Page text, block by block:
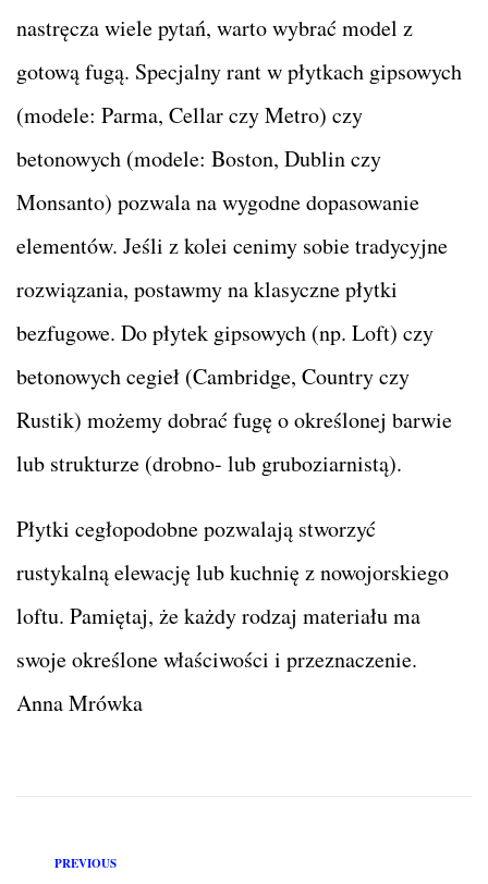
nastręcza wiele pytań, warto wybrać model z
gotową fugą. Specjalny rant w płytkach gipsowych
(modele: Parma, Cellar czy Metro) czy
betonowych (modele: Boston, Dublin czy
Monsanto) pozwala na wygodne dopasowanie
elementów. Jeśli z kolei cenimy sobie tradycyjne
rozwiązania, postawmy na klasyczne płytki
bezfugowe. Do płytek gipsowych (np. Loft) czy
betonowych cegieł (Cambridge, Country czy
Rustik) możemy dobrać fugę o określonej barwie
lub strukturze (drobno- lub gruboziarnistą).
Płytki cegłopodobne pozwalają stworzyć
rustykalną elewację lub kuchnię z nowojorskiego
loftu. Pamiętaj, że każdy rodzaj materiału ma
swoje określone właściwości i przeznaczenie.
Anna Mrówka
PREVIOUS